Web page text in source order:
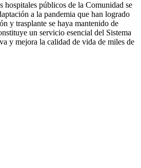
hospitales públicos de la Comunidad se
a la pandemia que han logrado
y trasplante se haya mantenido de
un servicio esencial del Sistema
y mejora la calidad de vida de miles de